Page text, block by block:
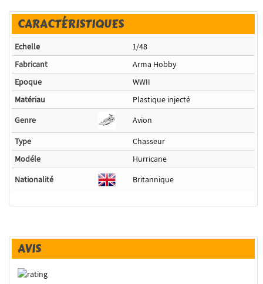
CARACTÉRISTIQUES
Echelle
1/48
Fabricant
Arma Hobby
Epoque
WWII
Matériau
Plastique injecté
Genre
Avion
Type
Chasseur
Modéle
Hurricane
Nationalité
Britannique
AVIS